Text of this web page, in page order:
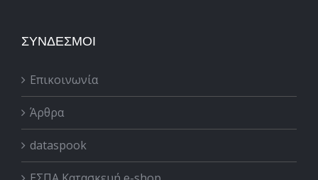
ΣΎΝΔΕΣΜΟΙ
Επικοινωνία
Άρθρα
dataspook